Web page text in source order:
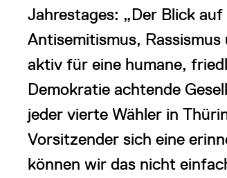
Jahrestages: „Der Blick
Antisemitismus,
aktiv für eine humane,
Demokratie achtende
jeder vierte Wähler in
Vorsitzender sich eine
können wir das nicht